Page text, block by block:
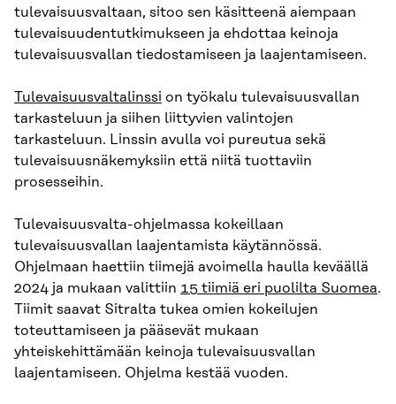
tulevaisuusvaltaan, sitoo sen käsitteenä aiempaan
tulevaisuudentutkimukseen ja ehdottaa keinoja
tulevaisuusvallan tiedostamiseen ja laajentamiseen.
Tulevaisuusvaltalinssi on työkalu tulevaisuusvallan
tarkasteluun ja siihen liittyvien valintojen
tarkasteluun. Linssin avulla voi pureutua sekä
tulevaisuusnäkemyksiin että niitä tuottaviin
prosesseihin.
Tulevaisuusvalta-ohjelmassa kokeillaan
tulevaisuusvallan laajentamista käytännössä.
Ohjelmaan haettiin tiimejä avoimella haulla keväällä
2024 ja mukaan valittiin 15 tiimiä eri puolilta Suomea.
Tiimit saavat Sitralta tukea omien kokeilujen
toteuttamiseen ja pääsevät mukaan
yhteiskehittämään keinoja tulevaisuusvallan
laajentamiseen. Ohjelma kestää vuoden.